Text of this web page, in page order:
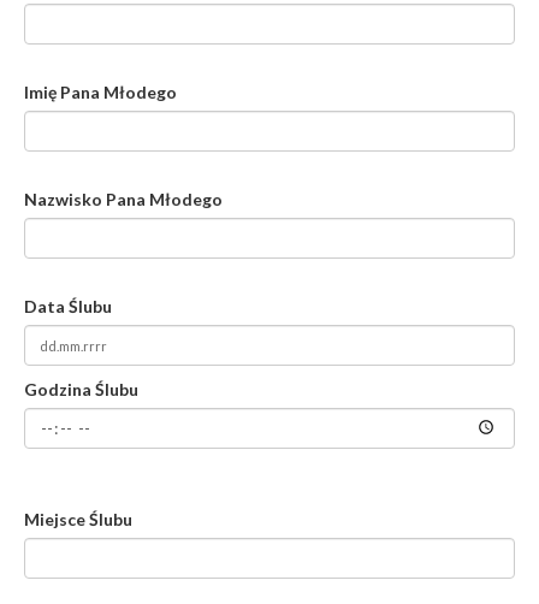
Imię Pana Młodego
Nazwisko Pana Młodego
Data Ślubu
Godzina Ślubu
Miejsce Ślubu